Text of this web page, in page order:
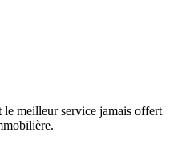
meilleur service jamais offert